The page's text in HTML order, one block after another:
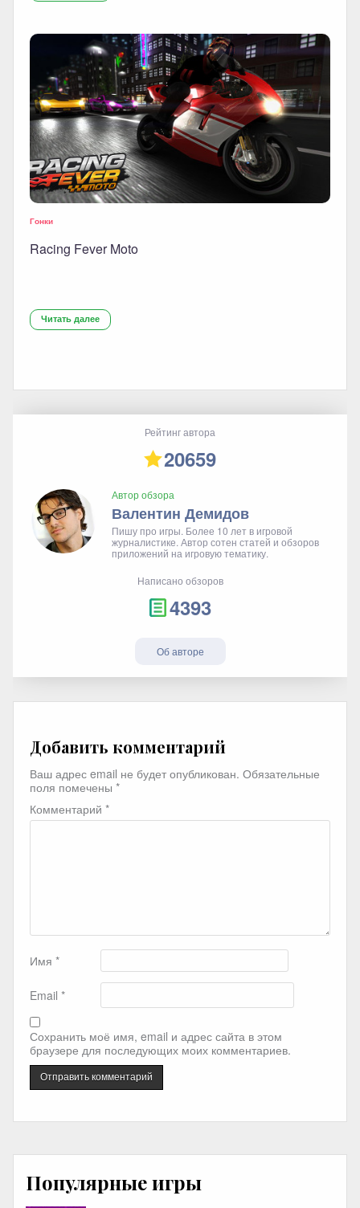
Гонки
Racing Fever Moto
Читать далее
Рейтинг автора
20659
Автор обзора
Валентин Демидов
Пишу про игры. Более 10 лет в игровой
журналистике. Автор сотен статей и обзоров
приложений на игровую тематику.
Написано обзоров
4393
Об авторе
Добавить комментарий
Ваш адрес email не будет опубликован. Обязательные
поля помечены *
Комментарий *
Имя *
Email *
Сохранить моё имя, email и адрес сайта в этом
браузере для последующих моих комментариев.
Популярные игры